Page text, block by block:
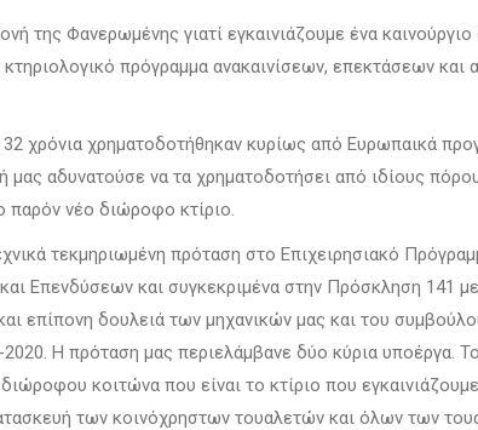
της Φανερωμένης γιατί εγκαινιάζουμε ένα
πρόγραμμα ανακαινίσεων, επεκτάσεων
χρόνια χρηματοδοτήθηκαν κυρίως από Ευρωπαικά
αδυνατούσε να τα χρηματοδοτήσει από ιδίους
παρόν νέο διώροφο κτίριο.
τεκμηριωμένη πρόταση στο Επιχειρησιακό
Επενδύσεων και συγκεκριμένα στην Πρόσκληση 141
επίπονη δουλειά των μηχανικών μας και του
Η πρόταση μας περιελάμβανε δύο κύρια υποέργα.
κοιτώνα που είναι το κτίριο που
των κοινόχρηστων τουαλετών και όλων των